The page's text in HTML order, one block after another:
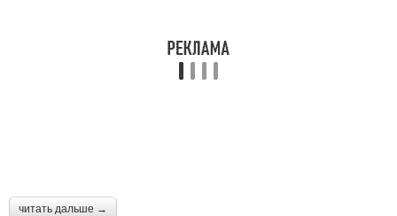
читать дальше →